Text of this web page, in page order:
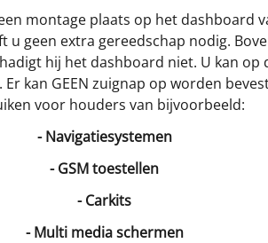
montage plaats op het dashboard
geen extra gereedschap nodig.
hij het dashboard niet. U kan op
kan GEEN zuignap op worden
voor houders van bijvoorbeeld:
- Navigatiesystemen
- GSM toestellen
- Carkits
- Multi media schermen